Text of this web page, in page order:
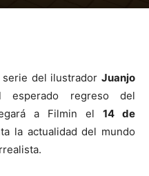
serie del ilustrador Juanjo
esperado regreso del
a Filmin el 14 de
la actualidad del mundo